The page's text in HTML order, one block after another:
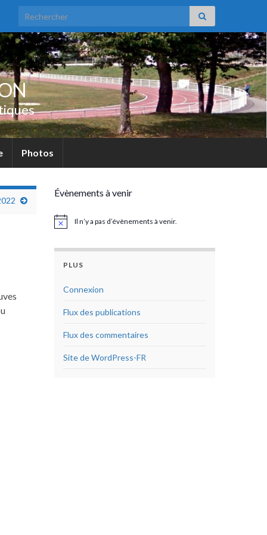
Search for:
Photos
Évènements à venir
NoticeIl n’y a pas d’évènements à venir.
PLUS
Connexion
Flux des publications
Flux des commentaires
Site de WordPress-FR